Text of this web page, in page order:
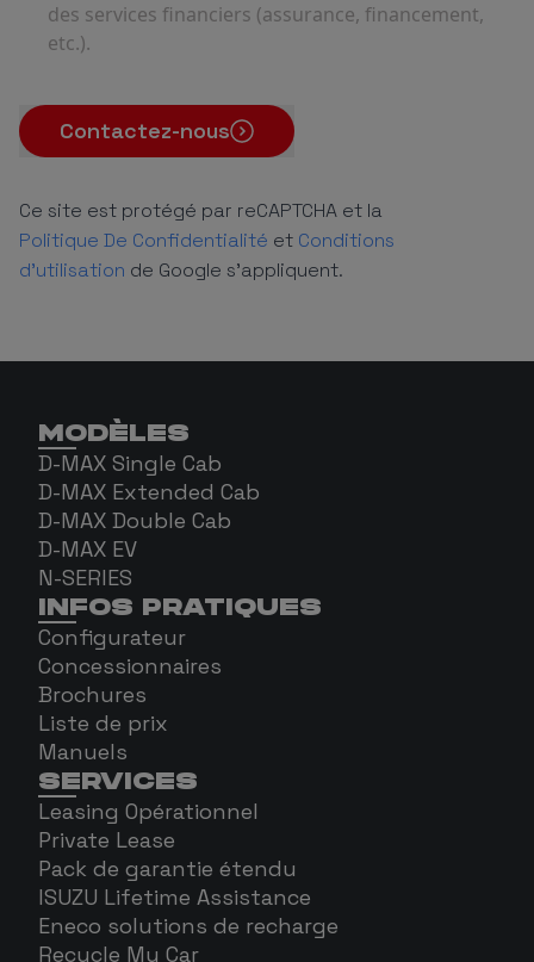
des services financiers (assurance, financement,
etc.).
Contactez-nous
Ce site est protégé par reCAPTCHA et la
Politique De Confidentialité et Conditions
d'utilisation de Google s'appliquent.
MODÈLES
D-MAX Single Cab
D-MAX Extended Cab
D-MAX Double Cab
D-MAX EV
N-SERIES
INFOS PRATIQUES
Configurateur
Concessionnaires
Brochures
Liste de prix
Manuels
SERVICES
Leasing Opérationnel
Private Lease
Pack de garantie étendu
ISUZU Lifetime Assistance
Eneco solutions de recharge
Recycle My Car